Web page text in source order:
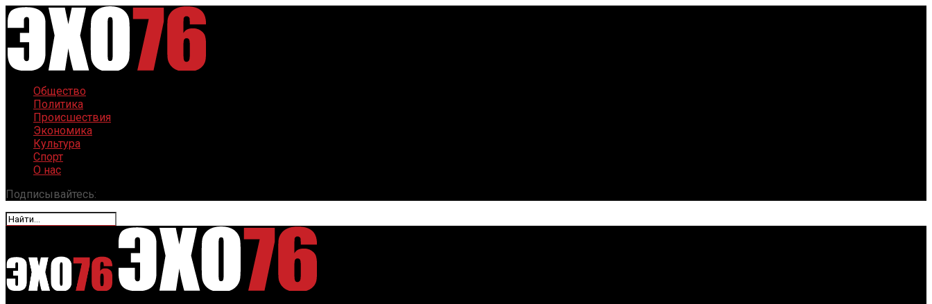
Общество
Политика
Происшествия
Экономика
Культура
Спорт
О нас
Подписывайтесь: